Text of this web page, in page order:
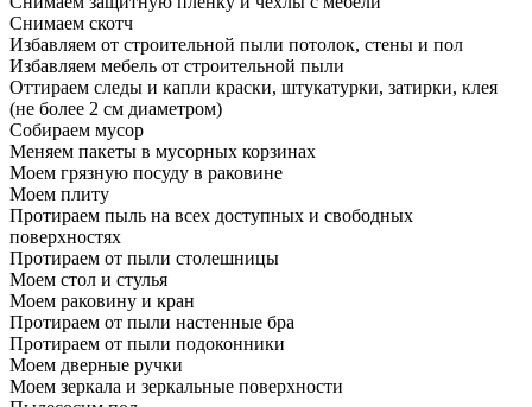
Снимаем скотч
Избавляем от строительной пыли потолок, стены и пол
Избавляем мебель от строительной пыли
Оттираем следы и капли краски, штукатурки, затирки, клея
(не более 2 см диаметром)
Собираем мусор
Меняем пакеты в мусорных корзинах
Моем грязную посуду в раковине
Моем плиту
Протираем пыль на всех доступных и свободных
поверхностях
Протираем от пыли столешницы
Моем стол и стулья
Моем раковину и кран
Протираем от пыли настенные бра
Протираем от пыли подоконники
Моем дверные ручки
Моем зеркала и зеркальные поверхности